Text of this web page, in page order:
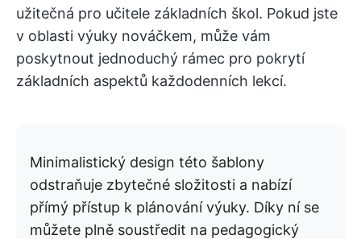
užitečná pro učitele základních škol. Pokud jste
v oblasti výuky nováčkem, může vám
poskytnout jednoduchý rámec pro pokrytí
základních aspektů každodenních lekcí.
Minimalistický design této šablony
odstraňuje zbytečné složitosti a nabízí
přímý přístup k plánování výuky. Díky ní se
můžete plně soustředit na pedagogický